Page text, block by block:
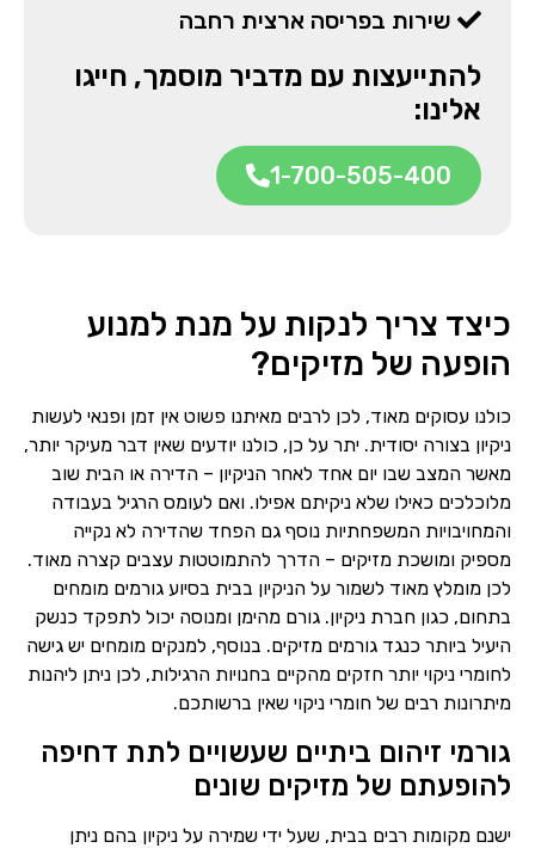
שירות בפריסה ארצית רחבה
להתייעצות עם מדביר מוסמך, חייגו
אלינו:
1-700-505-400
כיצד צריך לנקות על מנת למנוע
הופעה של מזיקים?
כולנו עסוקים מאוד, לכן לרבים מאיתנו פשוט אין זמן ופנאי לעשות
ניקיון בצורה יסודית. יתר על כן, כולנו יודעים שאין דבר מעיקר יותר,
מאשר המצב שבו יום אחד לאחר הניקיון – הדירה או הבית שוב
מלוכלכים כאילו שלא ניקיתם אפילו. ואם לעומס הרגיל בעבודה
והמחויבויות המשפחתיות נוסף גם הפחד שהדירה לא נקייה
מספיק ומושכת מזיקים – הדרך להתמוטטות עצבים קצרה מאוד.
לכן מומלץ מאוד לשמור על הניקיון בבית בסיוע גורמים מומחים
בתחום, כגון חברת ניקיון. גורם מהימן ומנוסה יכול לתפקד כנשק
היעיל ביותר כנגד גורמים מזיקים. בנוסף, למנקים מומחים יש גישה
לחומרי ניקוי יותר חזקים מהקיים בחנויות הרגילות, לכן ניתן ליהנות
מיתרונות רבים של חומרי ניקוי שאין ברשותכם.
גורמי זיהום ביתיים שעשויים לתת דחיפה
להופעתם של מזיקים שונים
ישנם מקומות רבים בבית, שעל ידי שמירה על ניקיון בהם ניתן